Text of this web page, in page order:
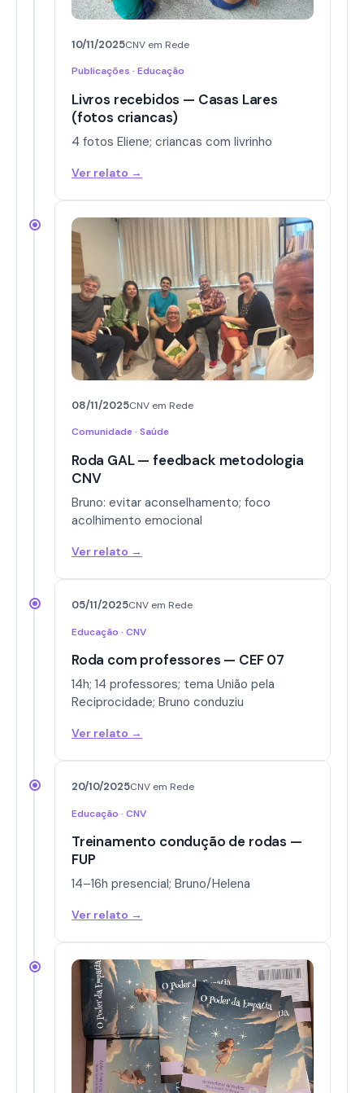
10/11/2025CNV em Rede
Publicações · Educação
Livros recebidos — Casas Lares
(fotos criancas)
4 fotos Eliene; criancas com livrinho
Ver relato →
08/11/2025CNV em Rede
Comunidade · Saúde
Roda GAL — feedback metodologia
CNV
Bruno: evitar aconselhamento; foco
acolhimento emocional
Ver relato →
05/11/2025CNV em Rede
Educação · CNV
Roda com professores — CEF 07
14h; 14 professores; tema União pela
Reciprocidade; Bruno conduziu
Ver relato →
20/10/2025CNV em Rede
Educação · CNV
Treinamento condução de rodas —
FUP
14–16h presencial; Bruno/Helena
Ver relato →